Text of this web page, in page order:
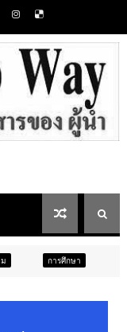
สังคม